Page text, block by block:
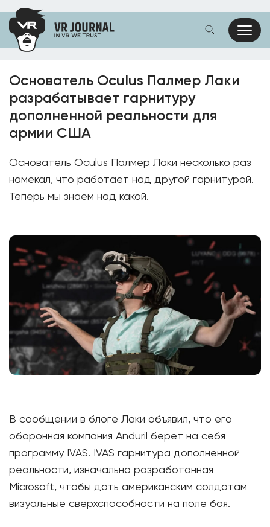
Основатель Oculus Палмер Лаки
разрабатывает гарнитуру
дополненной реальности для
армии США
Основатель Oculus Палмер Лаки несколько раз
намекал, что работает над другой гарнитурой.
Теперь мы знаем над какой.
В сообщении в блоге Лаки объявил, что его
оборонная компания Anduril берет на себя
программу IVAS. IVAS гарнитура дополненной
реальности, изначально разработанная
Microsoft, чтобы дать американским солдатам
визуальные сверхспособности на поле боя.